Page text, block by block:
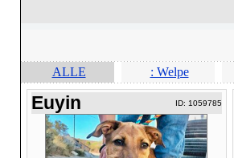
ALLE
: Welpe
Euyin ID: 1059785